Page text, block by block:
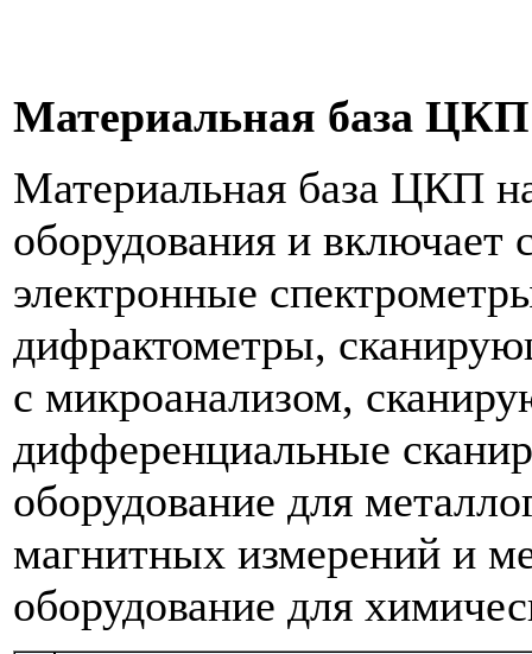
Материальная база
Материальная база ЦКП
оборудования и включает
электронные
дифрактометры,
с микроанализом,
дифференциальные
оборудование для
магнитных измерений и
оборудование для